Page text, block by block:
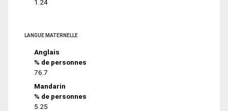
1.24
LANGUE MATERNELLE
Anglais
% de personnes
76.7
Mandarin
% de personnes
5.25